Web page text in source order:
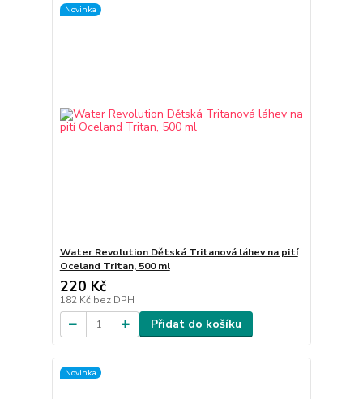
Novinka
Water Revolution Dětská Tritanová láhev na pití
Oceland Tritan, 500 ml
220 Kč
182 Kč bez DPH
Přidat do košíku
Novinka